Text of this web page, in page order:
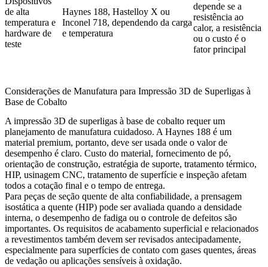
de alta
temperatura e
hardware de
teste
Haynes 188, Hastelloy X ou
Inconel 718, dependendo da carga
e temperatura
depende se a
resistência ao
calor, a resistência
ou o custo é o
fator principal
Considerações de Manufatura para Impressão 3D de Superligas à
Base de Cobalto
A impressão 3D de superligas à base de cobalto requer um
planejamento de manufatura cuidadoso. A Haynes 188 é um
material premium, portanto, deve ser usada onde o valor de
desempenho é claro. Custo do material, fornecimento de pó,
orientação de construção, estratégia de suporte, tratamento térmico,
HIP, usinagem CNC, tratamento de superfície e inspeção afetam
todos a cotação final e o tempo de entrega.
Para peças de seção quente de alta confiabilidade, a prensagem
isostática a quente (HIP) pode ser avaliada quando a densidade
interna, o desempenho de fadiga ou o controle de defeitos são
importantes. Os requisitos de acabamento superficial e relacionados
a revestimentos também devem ser revisados antecipadamente,
especialmente para superfícies de contato com gases quentes, áreas
de vedação ou aplicações sensíveis à oxidação.